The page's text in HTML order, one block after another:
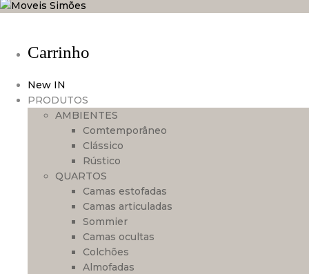
Carrinho
New IN
PRODUTOS
AMBIENTES
Comtemporâneo
Clássico
Rústico
QUARTOS
Camas estofadas
Camas articuladas
Sommier
Camas ocultas
Colchões
Almofadas